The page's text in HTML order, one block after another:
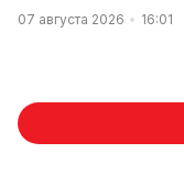
07 августа 2026 16:01